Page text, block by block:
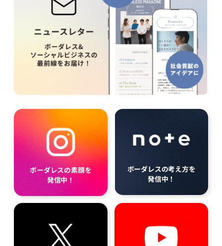
ボーダレスの素顔を
発信中！
ボーダレスの考え方を
発信中！